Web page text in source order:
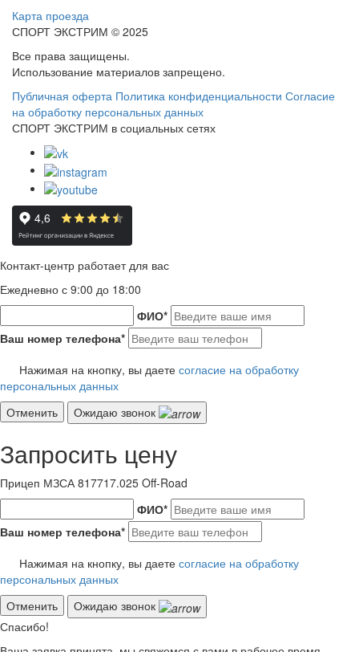
Карта проезда
СПОРТ ЭКСТРИМ © 2025
Все права защищены.
Использование материалов запрещено.
Публичная оферта Политика конфиденциальности Согласие
на обработку персональных данных
СПОРТ ЭКСТРИМ в социальных сетях
Контакт-центр работает для вас
Ежедневно с 9:00 до 18:00
ФИО*
Ваш номер телефона*
Нажимая на кнопку, вы даете согласие на обработку
персональных данных
Отменить
Ожидаю звонок
Запросить цену
Прицеп МЗСА 817717.025 Off-Road
ФИО*
Ваш номер телефона*
Нажимая на кнопку, вы даете согласие на обработку
персональных данных
Отменить
Ожидаю звонок
Спасибо!